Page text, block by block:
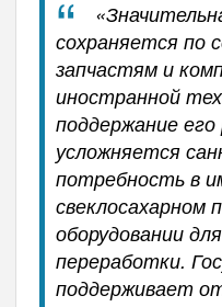
сохраняется по
запчастям и
иностранной
поддержание
усложняется
потребность в
свеклосахарном
оборудовании
переработки.
поддерживает